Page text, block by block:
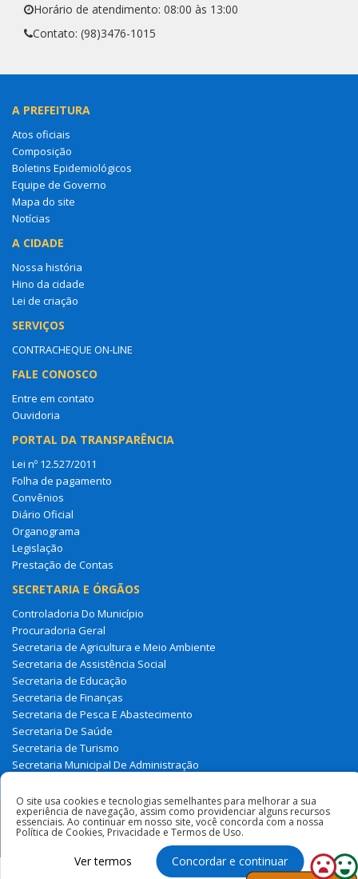
Horário de atendimento: 08:00 às 13:00
Contato: (98)3476-1015
A PREFEITURA
Atos oficiais
Composição
Boletins Epidemiológicos
Equipe de Governo
Mapa do site
Notícias
A CIDADE
Nossa história
Hino da cidade
Lei de criação
SERVIÇOS
CONTRACHEQUE ON-LINE
FALE CONOSCO
Entre em contato
Ouvidoria
PORTAL DA TRANSPARÊNCIA
Lei nº 12.527/2011
Folha de pagamento
Convênios
Diário Oficial
Organograma
Legislação
Prestação de Contas
SECRETARIA E ÓRGÃOS
Controladoria Do Município
Procuradoria Geral
Secretaria de Agricultura e Meio Ambiente
Secretaria de Assistência Social
Secretaria de Educação
Secretaria de Finanças
Secretaria de Pesca E Abastecimento
Secretaria De Saúde
Secretaria de Turismo
Secretaria Municipal De Administração
Todos os direitos reservados à Prefeitura Municipal de Milagres
Do Maranhão
O site usa cookies e tecnologias semelhantes para melhorar a sua
experiência de navegação, assim como providenciar alguns recursos
essenciais. Ao continuar em nosso site, você concorda com a nossa
Política de Cookies, Privacidade e Termos de Uso.
Ver termos Concordar e continuar